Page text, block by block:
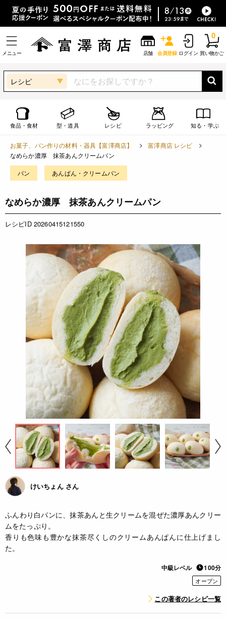
メニュー 店舗 会員登録 ログイン 買い物かご
0
レシピ
食品・食材 型・道具 レシピ ラッピング 知る・学ぶ
お菓子、パン作りの材料・器具【富澤商店】
富澤商店 レシピ
なめらか濃厚 抹茶あんクリームパン
パン あんぱん・クリームパン
なめらか濃厚 抹茶あんクリームパン
レシピID 20260415121550
けいちょん さん
ふんわり白パンに、抹茶あんと生クリームを混ぜた濃厚あんクリー
ムをたっぷり。
香りも色味も豊かな抹茶尽くしのクリームあんぱんに仕上げまし
た。
中級レベル 100分
オーブン
この著者のレシピ一覧